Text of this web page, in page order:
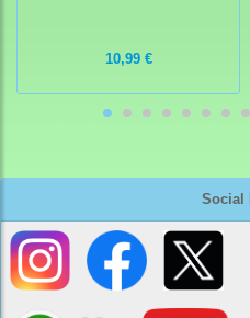
Social
10,99 €